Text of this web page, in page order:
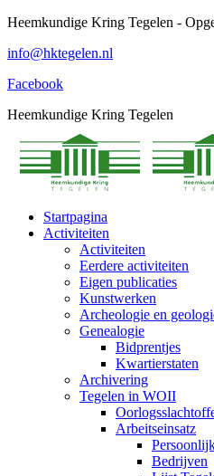
Spring
content
Heemkundige Kring Tegelen -
info@hktegelen.nl
Facebook
Heemkundige Kring Tegelen
Startpagina
Activiteiten
Activiteiten
Eerdere activiteiten
Eigen publicaties
Kunstwerken
Archeologie en
Genealogie
Bidprentjes
Kwartierstaten
Archivering
Tegelen in WOII
Arbeitseinsatz
Bedrijven